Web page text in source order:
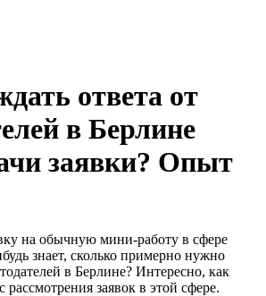
ответа от
в Берлине
заявки? Опыт
на обычную мини-работу в сфере
знает, сколько примерно нужно
в Берлине? Интересно, как
рассмотрения заявок в этой сфере.